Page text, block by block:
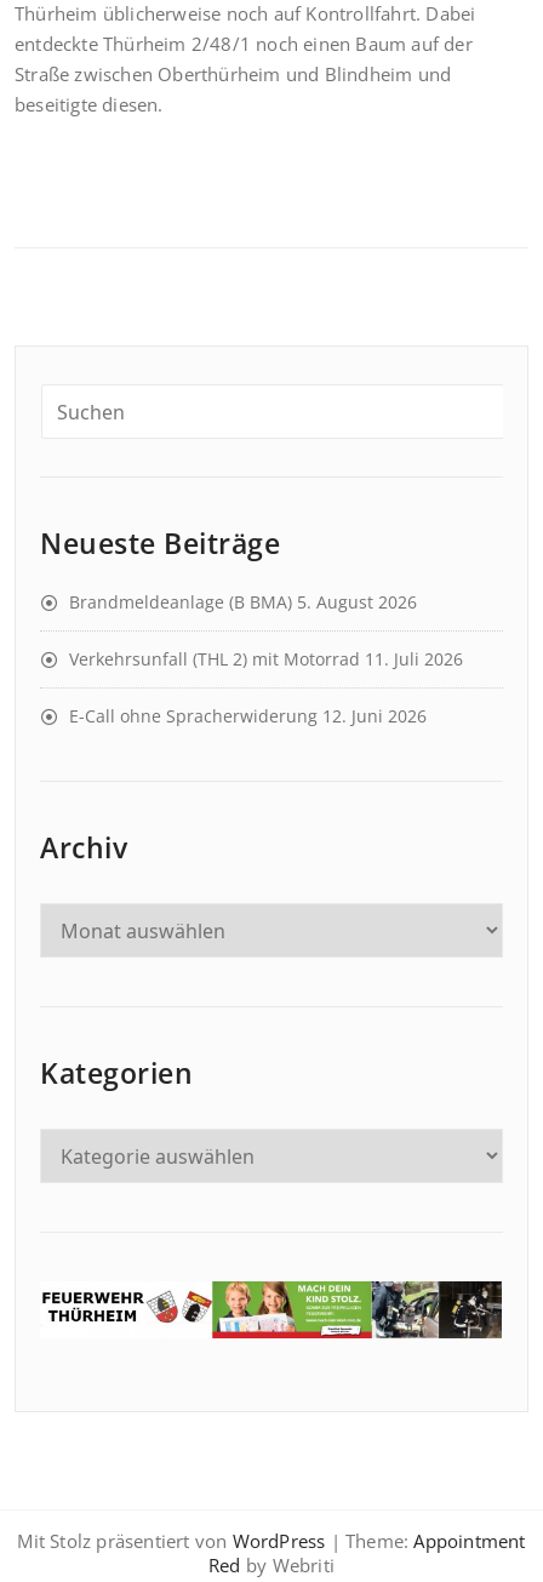
Thürheim üblicherweise noch auf Kontrollfahrt. Dabei
entdeckte Thürheim 2/48/1 noch einen Baum auf der
Straße zwischen Oberthürheim und Blindheim und
beseitigte diesen.
Neueste Beiträge
Brandmeldeanlage (B BMA) 5. August 2026
Verkehrsunfall (THL 2) mit Motorrad 11. Juli 2026
E-Call ohne Spracherwiderung 12. Juni 2026
Archiv
Kategorien
Mit Stolz präsentiert von WordPress | Theme: Appointment
Red by Webriti